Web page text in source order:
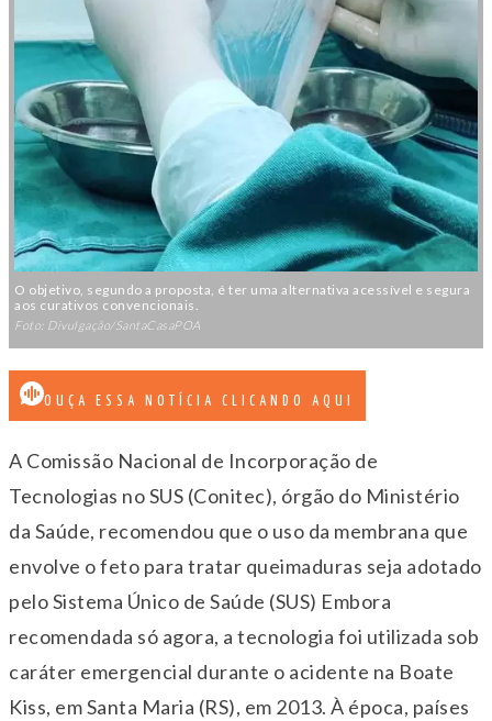
O objetivo, segundo a proposta, é ter uma alternativa acessível e segura
aos curativos convencionais.
Foto: Divulgação/SantaCasaPOA
OUÇA ESSA NOTÍCIA CLICANDO AQUI
A Comissão Nacional de Incorporação de
Tecnologias no SUS (Conitec), órgão do Ministério
da Saúde, recomendou que o uso da membrana que
envolve o feto para tratar queimaduras seja adotado
pelo Sistema Único de Saúde (SUS) Embora
recomendada só agora, a tecnologia foi utilizada sob
caráter emergencial durante o acidente na Boate
Kiss, em Santa Maria (RS), em 2013. À época, países